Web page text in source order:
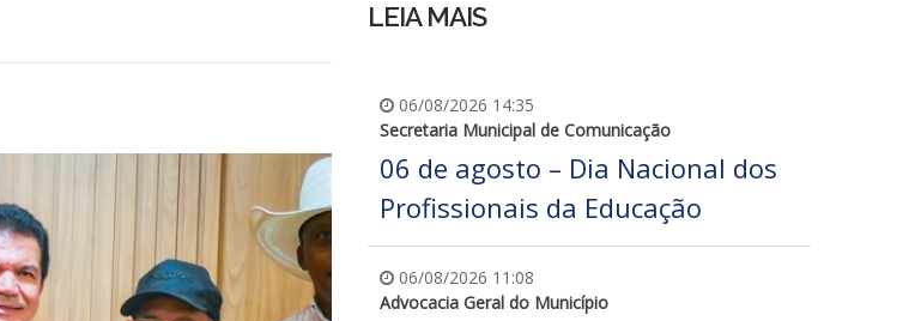
LEIA MAIS
06/08/2026 14:35
Secretaria Municipal de Comunicação
06 de agosto – Dia Nacional dos
Profissionais da Educação
06/08/2026 11:08
Advocacia Geral do Município